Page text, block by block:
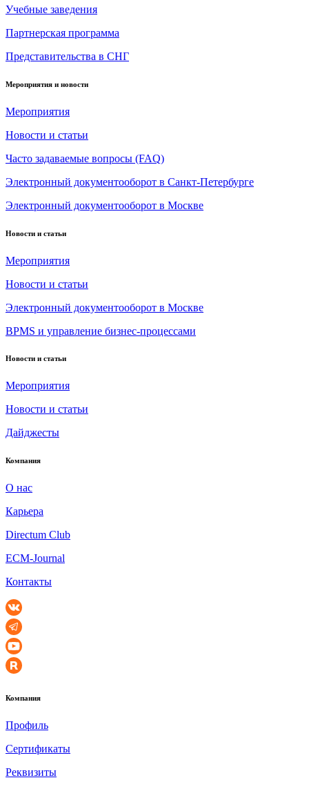
Учебные заведения
Партнерская программа
Представительства в СНГ
Мероприятия и новости
Мероприятия
Новости и статьи
Часто задаваемые вопросы (FAQ)
Электронный документооборот в Санкт-Петербурге
Электронный документооборот в Москве
Новости и статьи
Мероприятия
Новости и статьи
Электронный документооборот в Москве
BPMS и управление бизнес-процессами
Новости и статьи
Мероприятия
Новости и статьи
Дайджесты
Компания
О нас
Карьера
Directum Club
ECM-Journal
Контакты
Компания
Профиль
Сертификаты
Реквизиты